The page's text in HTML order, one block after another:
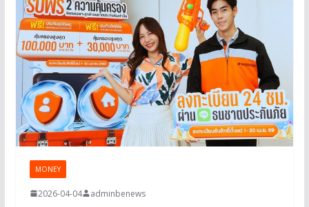
MONEY
2026-04-04 adminbenews